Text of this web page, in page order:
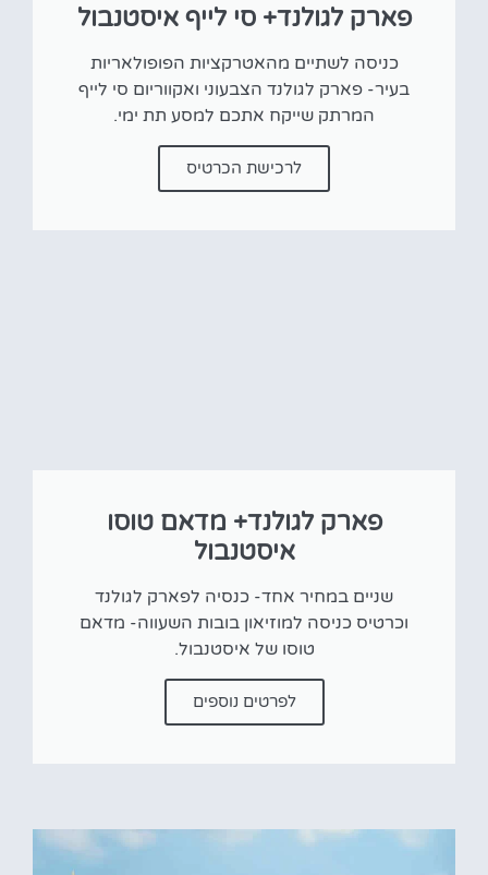
פארק לגולנד+ סי לייף איסטנבול
כניסה לשתיים מהאטרקציות הפופולאריות
בעיר- פארק לגולנד הצבעוני ואקווריום סי לייף
המרתק שייקח אתכם למסע תת ימי.
לרכישת הכרטיס
פארק לגולנד+ מדאם טוסו
איסטנבול
שניים במחיר אחד- כנסיה לפארק לגולנד
וכרטיס כניסה למוזיאון בובות השעווה- מדאם
טוסו של איסטנבול.
לפרטים נוספים